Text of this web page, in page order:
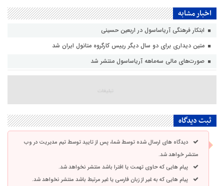
اخبار مشابه
ابتکار فرهنگی آریاساسول در اربعین حسینی
متین دیداری برای دو سال دیگر رییس کارگروه متانول ایران شد
صورت‌های مالی سه‌ماهه آریاساسول منتشر شد
ثبت دیدگاه
دیدگاه های ارسال شده توسط شما، پس از تایید توسط تیم مدیریت در وب
منتشر خواهد شد.
پیام هایی که حاوی تهمت یا افترا باشد منتشر نخواهد شد.
پیام هایی که به غیر از زبان فارسی یا غیر مرتبط باشد منتشر نخواهد شد.